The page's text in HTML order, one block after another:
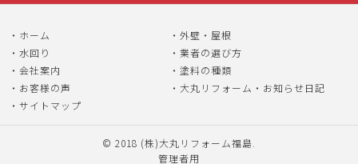
ホーム
外壁・屋根
水回り
業者の選び方
会社案内
塗料の種類
お客様の声
大丸リフォーム・お知らせ日記
サイトマップ
© 2018 (株)大丸リフォーム福島
管理者用